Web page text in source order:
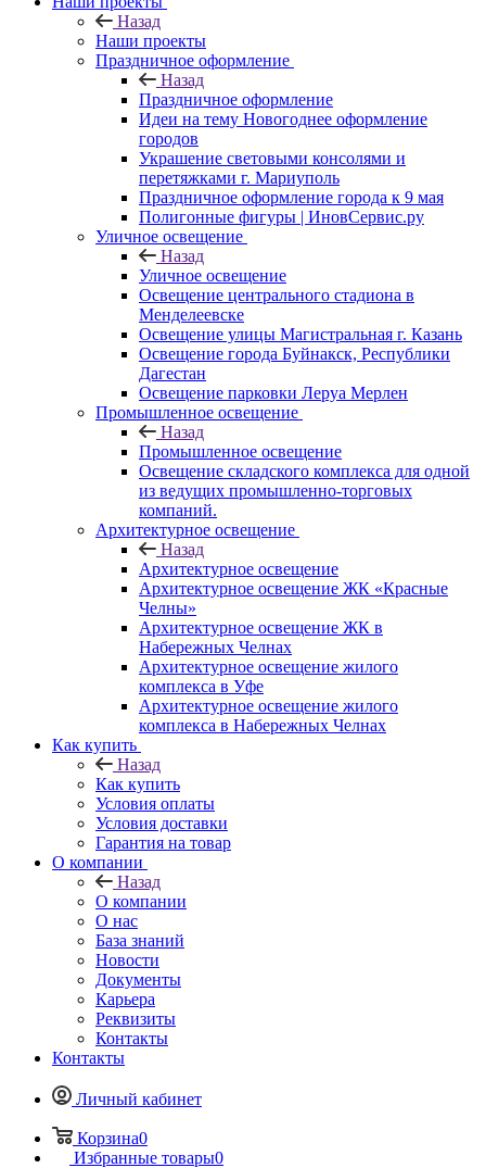
Назад
Наши проекты
Праздничное оформление
Назад
Праздничное оформление
Идеи на тему Новогоднее оформление
городов
Украшение световыми консолями и
перетяжками г. Мариуполь
Праздничное оформление города к 9 мая
Полигонные фигуры | ИновСервис.ру
Уличное освещение
Назад
Уличное освещение
Освещение центрального стадиона в
Менделеевске
Освещение улицы Магистральная г. Казань
Освещение города Буйнакск, Республики
Дагестан
Освещение парковки Леруа Мерлен
Промышленное освещение
Назад
Промышленное освещение
Освещение складского комплекса для одной
из ведущих промышленно-торговых
компаний.
Архитектурное освещение
Назад
Архитектурное освещение
Архитектурное освещение ЖК «Красные
Челны»
Архитектурное освещение ЖК в
Набережных Челнах
Архитектурное освещение жилого
комплекса в Уфе
Архитектурное освещение жилого
комплекса в Набережных Челнах
Как купить
Назад
Как купить
Условия оплаты
Условия доставки
Гарантия на товар
О компании
Назад
О компании
О нас
База знаний
Новости
Документы
Карьера
Реквизиты
Контакты
Контакты
Личный кабинет
Корзина0
Избранные товары0